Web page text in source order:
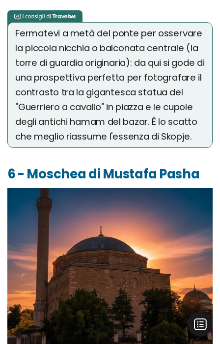
Fermatevi a metà del ponte per osservare
la piccola nicchia o balconata centrale (la
torre di guardia originaria): da qui si gode di
una prospettiva perfetta per fotografare il
contrasto tra la gigantesca statua del
"Guerriero a cavallo" in piazza e le cupole
degli antichi hamam del bazar. È lo scatto
che meglio riassume l'essenza di Skopje.
6 - Moschea di Mustafa Pasha